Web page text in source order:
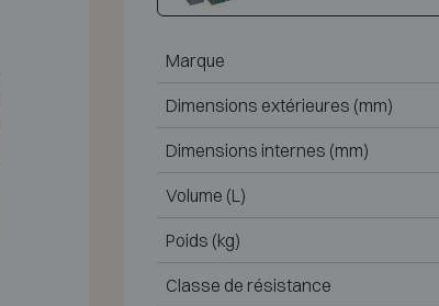
Marque
Dimensions extérieures (mm)
Dimensions internes (mm)
Volume (L)
Poids (kg)
Classe de résistance